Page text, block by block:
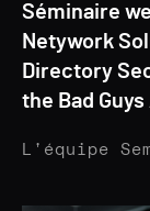
Séminaire
Netywork
Directory
the Bad
L'équipe